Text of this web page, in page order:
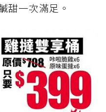
甜一次滿足。